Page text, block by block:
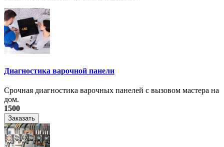
Диагностика варочной панели
Срочная диагностика варочных панелей с вызовом мастера на
дом.
1500
Заказать